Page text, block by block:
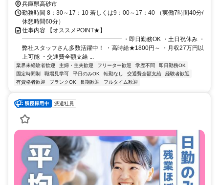
兵庫県高砂市
勤務時間 8：30～17：10 若しくは9：00～17：40 （実働7時間40分/
休憩時間60分）
仕事内容 【オススメPOINT★】
━━━━━━━━━━━━━━━━━ ・即日勤務OK ・土日祝休み ・
弊社スタッフさん多数活躍中！ ・高時給★1800円～ ・月収27万円以
上可能 ・交通費全額支給 ...
業界未経験者歓迎 主婦・主夫歓迎 フリーター歓迎 学歴不問
即日勤務OK
固定時間制
職場見学可 平日のみOK 転勤なし 交通費全額支給
経験者歓迎
有資格者歓迎
ブランクOK 長期歓迎 フルタイム歓迎
派遣社員